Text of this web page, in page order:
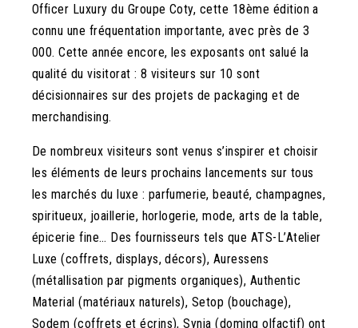
Officer Luxury du Groupe Coty, cette 18ème édition a
connu une fréquentation importante, avec près de 3
000. Cette année encore, les exposants ont salué la
qualité du visitorat : 8 visiteurs sur 10 sont
décisionnaires sur des projets de packaging et de
merchandising.
De nombreux visiteurs sont venus s’inspirer et choisir
les éléments de leurs prochains lancements sur tous
les marchés du luxe : parfumerie, beauté, champagnes,
spiritueux, joaillerie, horlogerie, mode, arts de la table,
épicerie fine… Des fournisseurs tels que ATS-L’Atelier
Luxe (coffrets, displays, décors), Auressens
(métallisation par pigments organiques), Authentic
Material (matériaux naturels), Setop (bouchage),
Sodem (coffrets et écrins), Synia (doming olfactif) ont